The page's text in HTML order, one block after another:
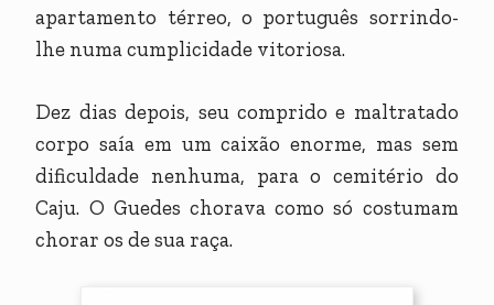
apartamento térreo, o português sorrindo-
lhe numa cumplicidade vitoriosa.
Dez dias depois, seu comprido e maltratado
corpo saía em um caixão enorme, mas sem
dificuldade nenhuma, para o cemitério do
Caju. O Guedes chorava como só costumam
chorar os de sua raça.